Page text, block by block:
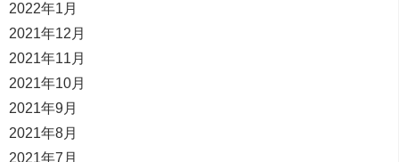
2022年1月
2021年12月
2021年11月
2021年10月
2021年9月
2021年8月
2021年7月